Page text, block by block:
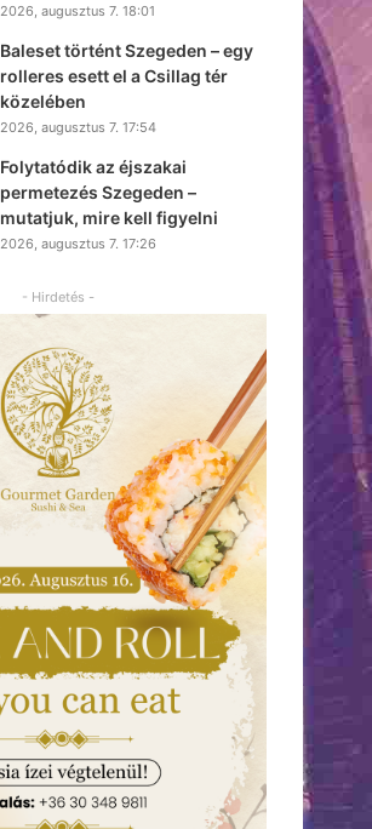
2026, augusztus 7. 18:01
Baleset történt Szegeden – egy
rolleres esett el a Csillag tér
közelében
2026, augusztus 7. 17:54
Folytatódik az éjszakai
permetezés Szegeden –
mutatjuk, mire kell figyelni
2026, augusztus 7. 17:26
- Hirdetés -